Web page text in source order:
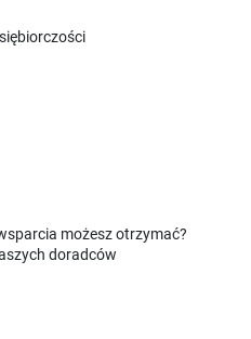
możesz otrzymać?
doradców